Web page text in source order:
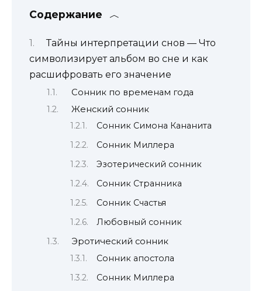
Содержание
Тайны интерпретации снов — Что
символизирует альбом во сне и как
расшифровать его значение
Сонник по временам года
Женский сонник
Сонник Симона Кананита
Сонник Миллера
Эзотерический сонник
Сонник Странника
Сонник Счастья
Любовный сонник
Эротический сонник
Сонник апостола
Сонник Миллера